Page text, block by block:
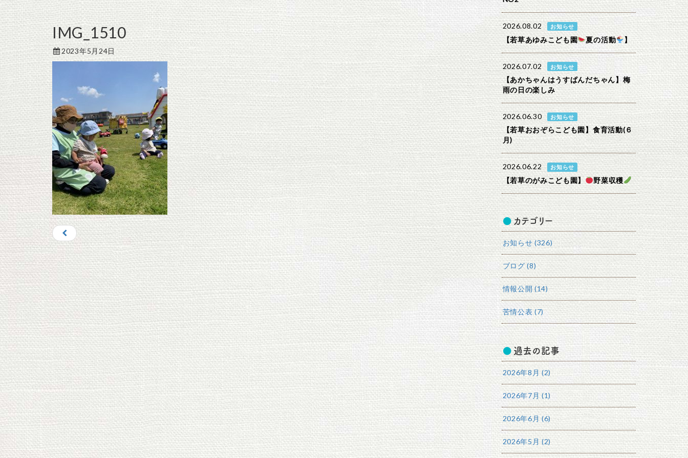
IMG_1510
2023年5月24日
2026.08.02 お知らせ
【若草あゆみこども園 夏の活動 】
2026.07.02 お知らせ
【あかちゃんはうすぱんだちゃん】梅
雨の日の楽しみ
2026.06.30 お知らせ
【若草おおぞらこども園】食育活動(６
月)
2026.06.22 お知らせ
【若草のがみこども園】 野菜収穫
カテゴリー
お知らせ (326)
ブログ (8)
情報公開 (14)
苦情公表 (7)
過去の記事
2026年8月 (2)
2026年7月 (1)
2026年6月 (6)
2026年5月 (2)